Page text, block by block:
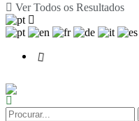
Ver Todos os Resultados